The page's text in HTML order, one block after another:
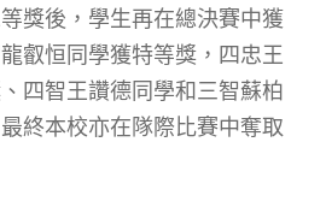
獎後，學生再在總決賽中獲
叡恒同學獲特等獎，四忠王
四智王讚德同學和三智蘇柏
終本校亦在隊際比賽中奪取